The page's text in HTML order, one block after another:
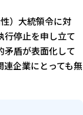
）大統領令に対
行停止を申し立て
矛盾が表面化して
企業にとっても無